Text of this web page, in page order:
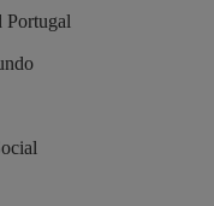
Portugal